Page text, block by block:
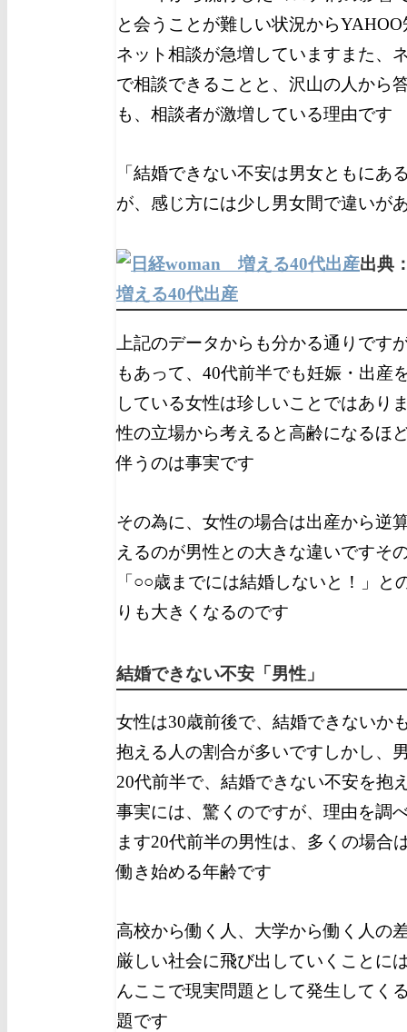
と会うことが難しい状況から
ネット相談が急増しています また、
で相談できることと、沢山の人から
も、相談者が激増している理由です
「結婚できない不安は男女ともにあ
が、感じ方には少し男女間で違いが
出典
増える40代出産
上記のデータからも分かる通りです
もあって、40代前半でも妊娠・出産
している女性は珍しいことではあり
性の立場から考えると高齢になるほ
伴うのは事実です
その為に、女性の場合は出産から逆
えるのが男性との大きな違いですそ
「○○歳までには結婚しないと！」
と
りも大きくなるのです
結婚できない不安「男性」
女性は30歳前後で、結婚できないか
抱える人の割合が多いです しかし、
20代前半で、結婚できない不安を抱
事実には、驚くのですが、理由を調
ます20代前半の男性は、多くの場合
働き始める年齢です
高校から働く人、大学から働く人の
厳しい社会に飛び出していくことに
んここで現実問題として発生してく
題です